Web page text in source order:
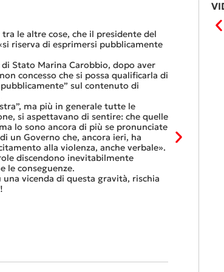
le altre cose, che il presidente del
riserva di esprimersi pubblicamente
Stato Marina Carobbio, dopo aver
concesso che si possa qualificarla di
sul contenuto di
ma più in generale tutte le
si aspettavano di sentire: che quelle
lo sono ancora di più se pronunciate
un Governo che, ancora ieri, ha
alla violenza, anche verbale».
discendono inevitabilmente
le conseguenze.
una vicenda di questa gravità, rischia
Le FFS
«Se non
Questa è